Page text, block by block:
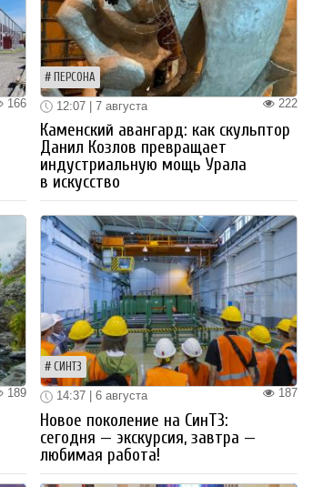
166
ПЕРСОНА
222
12:07 | 7 августа
Каменский авангард: как скульптор
Данил Козлов превращает
индустриальную мощь Урала
в искусство
189
СИНТЗ
187
14:37 | 6 августа
Новое поколение на СинТЗ:
сегодня — экскурсия, завтра —
любимая работа!